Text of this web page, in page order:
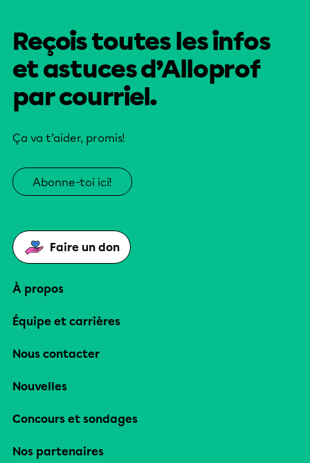
Reçois toutes les infos
et astuces d’Alloprof
par courriel.
Ça va t’aider, promis!
Abonne-toi ici!
Faire un don
À propos
Équipe et carrières
Nous contacter
Nouvelles
Concours et sondages
Nos partenaires